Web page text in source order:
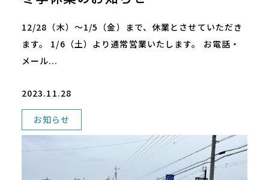
12/28（木）～1/5（金）まで、休業とさせていただき
ます。 1/6（土）より通常営業いたします。 お電話・
メール...
2023.11.28
お知らせ